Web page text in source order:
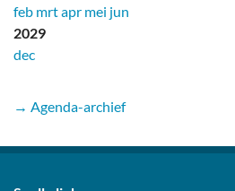
feb mrtapr mei jun
2029
dec
→ Agenda-archief